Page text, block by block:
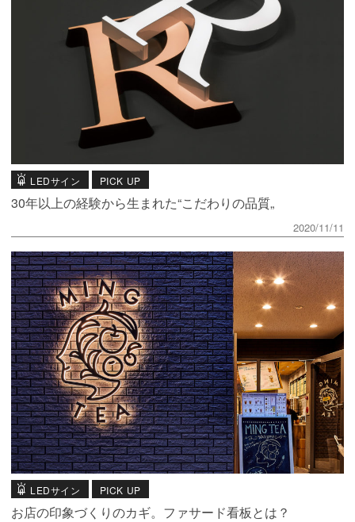
LEDサイン PICK UP
30年以上の経験から生まれた“こだわりの品質„
2020/11/11
LEDサイン PICK UP
お店の印象づくりのカギ。ファサード看板とは？